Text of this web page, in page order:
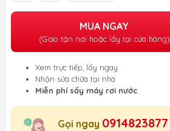
MUA NGAY
(Giao tận nơi hoặc lấy tại cửa hàng)
Xem trực tiếp, lấy ngay
Nhận sửa chữa tại nhà
Miễn phí sấy máy rơi nước
Gọi ngay 0914823877